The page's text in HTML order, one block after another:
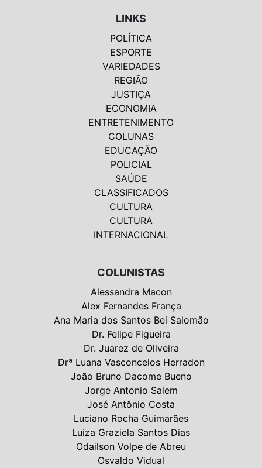
LINKS
POLÍTICA
ESPORTE
VARIEDADES
REGIÃO
JUSTIÇA
ECONOMIA
ENTRETENIMENTO
COLUNAS
EDUCAÇÃO
POLICIAL
SAÚDE
CLASSIFICADOS
CULTURA
CULTURA
INTERNACIONAL
COLUNISTAS
Alessandra Macon
Alex Fernandes França
Ana Maria dos Santos Bei Salomão
Dr. Felipe Figueira
Dr. Juarez de Oliveira
Drª Luana Vasconcelos Herradon
João Bruno Dacome Bueno
Jorge Antonio Salem
José Antônio Costa
Luciano Rocha Guimarães
Luiza Graziela Santos Dias
Odailson Volpe de Abreu
Osvaldo Vidual